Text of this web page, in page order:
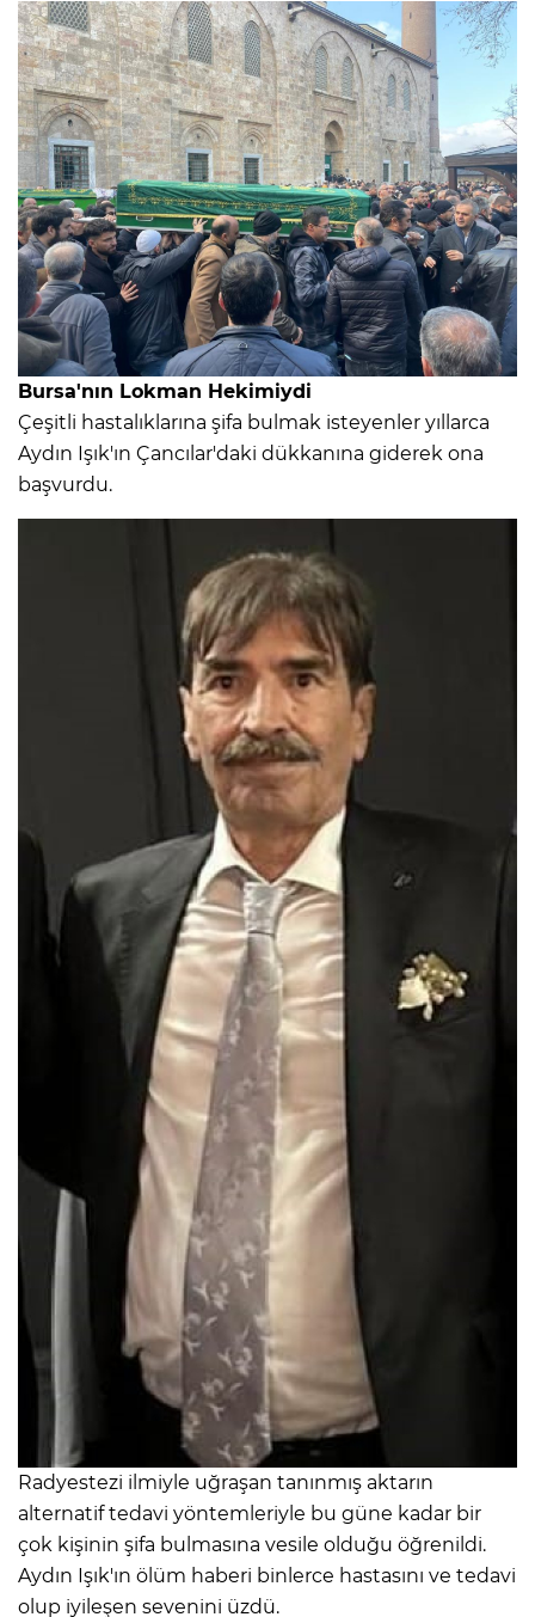
Bursa'nın Lokman Hekimiydi
Çeşitli hastalıklarına şifa bulmak isteyenler yıllarca
Aydın Işık'ın Çancılar'daki dükkanına giderek ona
başvurdu.
Radyestezi ilmiyle uğraşan tanınmış aktarın
alternatif tedavi yöntemleriyle bu güne kadar bir
çok kişinin şifa bulmasına vesile olduğu öğrenildi.
Aydın Işık'ın ölüm haberi binlerce hastasını ve tedavi
olup iyileşen sevenini üzdü.